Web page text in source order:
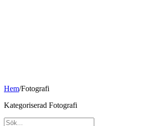
Hem/Fotografi
Kategoriserad Fotografi